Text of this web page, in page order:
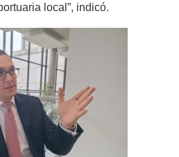
local”, indicó.